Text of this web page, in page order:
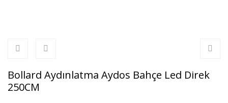
Bollard Aydınlatma Aydos Bahçe Led Direk
250CM